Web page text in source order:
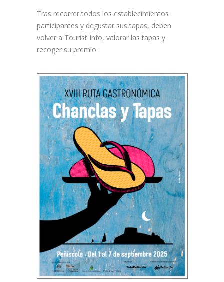
Tras recorrer todos los establecimientos
participantes y degustar sus tapas, deben
volver a Tourist Info, valorar las tapas y
recoger su premio.